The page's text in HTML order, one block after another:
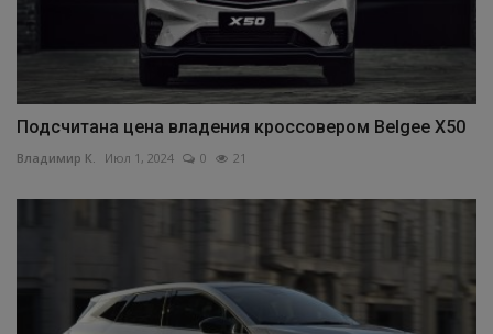
Подсчитана цена владения кроссовером Belgee X50
Владимир К. Июл 1, 2024 0 21